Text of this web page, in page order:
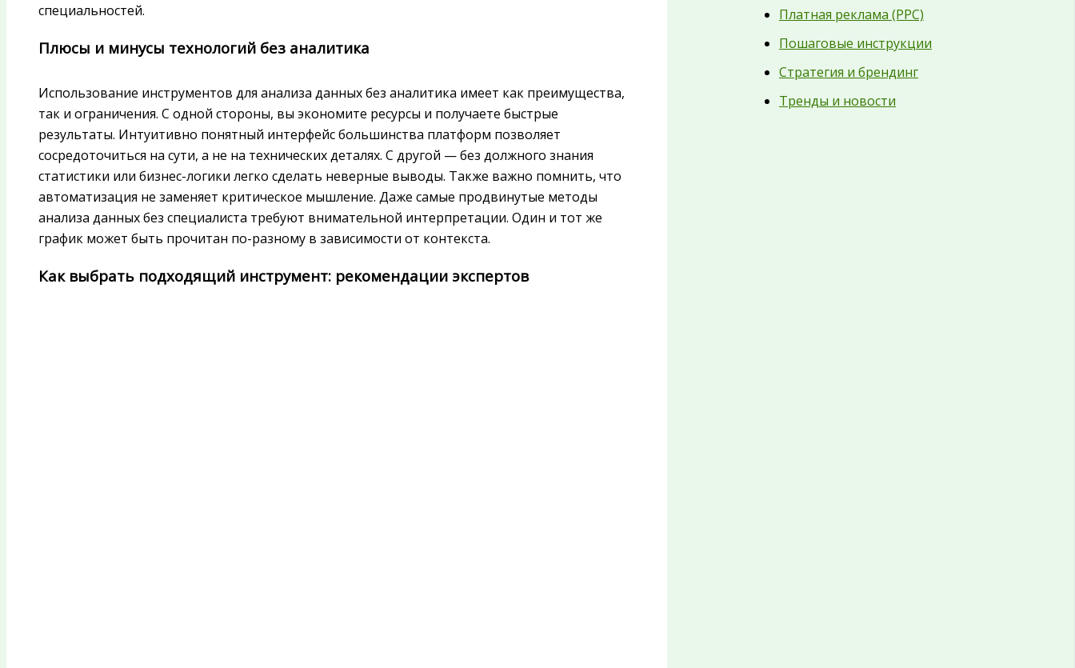
специальностей.
Плюсы и минусы технологий без аналитика
Использование инструментов для анализа данных без аналитика имеет как преимущества,
так и ограничения. С одной стороны, вы экономите ресурсы и получаете быстрые
результаты. Интуитивно понятный интерфейс большинства платформ позволяет
сосредоточиться на сути, а не на технических деталях. С другой — без должного знания
статистики или бизнес-логики легко сделать неверные выводы. Также важно помнить, что
автоматизация не заменяет критическое мышление. Даже самые продвинутые методы
анализа данных без специалиста требуют внимательной интерпретации. Один и тот же
график может быть прочитан по-разному в зависимости от контекста.
Как выбрать подходящий инструмент: рекомендации экспертов
Платная реклама (PPC)
Пошаговые инструкции
Стратегия и брендинг
Тренды и новости